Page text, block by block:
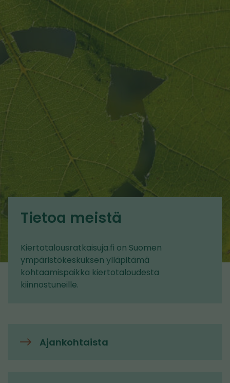
Tietoa meistä
Kiertotalousratkaisuja.fi on Suomen
ympäristökeskuksen ylläpitämä
kohtaamispaikka kiertotaloudesta
kiinnostuneille.
Ajankohtaista